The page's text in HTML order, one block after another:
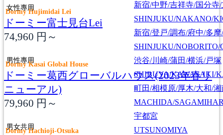
新宿/中野/吉祥寺/国分寺
SHINJUKU/NAKANO/
新宿/登戸/調布/府中/多
SHINJUKU/
渋谷/川崎/蒲田/横浜/戸塚
SHIBUYA/KAWASAKI/
町田/相模原/厚木/大和/湘
MACHIDA/
宇都宮
UTSUNOMIYA
女性專用
Dormy Hujimidai Lei
ドーミー富士見台Lei
74,960 円～
男性專用
Dormy Kasai Global House
ドーミー葛西グローバルハウス(2023年春リ
ニューアル)
79,960 円～
男女共用
Dormy Hachioji-Otsuka